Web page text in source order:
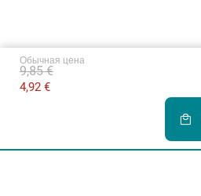
Обычная цена
4,92 €
9,85 €